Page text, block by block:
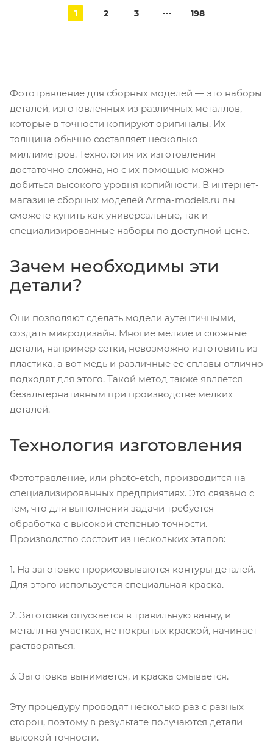
1 2 3 198
Фототравление для сборных моделей — это наборы
деталей, изготовленных из различных металлов,
которые в точности копируют оригиналы. Их
толщина обычно составляет несколько
миллиметров. Технология их изготовления
достаточно сложна, но с их помощью можно
добиться высокого уровня копийности. В интернет-
магазине сборных моделей Arma-models.ru вы
сможете купить как универсальные, так и
специализированные наборы по доступной цене.
Зачем необходимы эти
детали?
Они позволяют сделать модели аутентичными,
создать микродизайн. Многие мелкие и сложные
детали, например сетки, невозможно изготовить из
пластика, а вот медь и различные ее сплавы отлично
подходят для этого. Такой метод также является
безальтернативным при производстве мелких
деталей.
Технология изготовления
Фототравление, или photo-etch, производится на
специализированных предприятиях. Это связано с
тем, что для выполнения задачи требуется
обработка с высокой степенью точности.
Производство состоит из нескольких этапов:
1. На заготовке прорисовываются контуры деталей.
Для этого используется специальная краска.
2. Заготовка опускается в травильную ванну, и
металл на участках, не покрытых краской, начинает
растворяться.
3. Заготовка вынимается, и краска смывается.
Эту процедуру проводят несколько раз с разных
сторон, поэтому в результате получаются детали
высокой точности.